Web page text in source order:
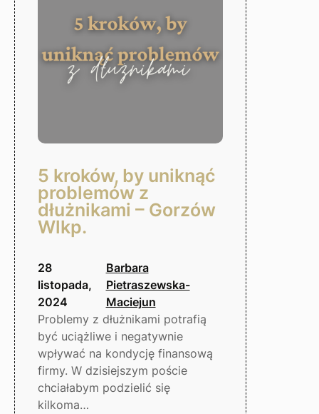
5 kroków, by uniknąć
problemów z
dłużnikami – Gorzów
Wlkp.
28
listopada,
2024
Barbara
Pietraszewska-
Maciejun
Problemy z dłużnikami potrafią
być uciążliwe i negatywnie
wpływać na kondycję finansową
firmy. W dzisiejszym poście
chciałabym podzielić się
kilkoma…